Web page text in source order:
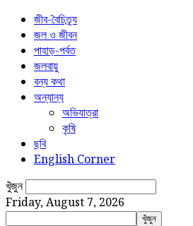
জীব-বৈচিত্র্য
জল ও জীবন
পাহাড়-পর্বত
জলবায়ু
বন্য কথা
অন্যান্য
অভিযাত্রা
কৃষি
ছবি
English Corner
খুঁজুন
Friday, August 7, 2026